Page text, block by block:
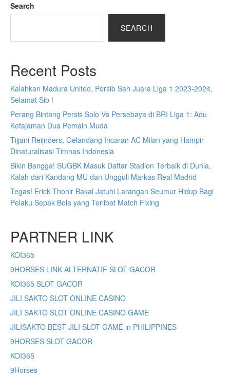
Search
SEARCH
Recent Posts
Kalahkan Madura United, Persib Sah Juara Liga 1 2023-2024,
Selamat Sib !
Perang Bintang Persis Solo Vs Persebaya di BRI Liga 1: Adu
Ketajaman Dua Pemain Muda
Tijjani Reijnders, Gelandang Incaran AC Milan yang Hampir
Dinaturalisasi Timnas Indonesia
Bikin Bangga! SUGBK Masuk Daftar Stadion Terbaik di Dunia,
Kalah dari Kandang MU dan Ungguli Markas Real Madrid
Tegas! Erick Thohir Bakal Jatuhi Larangan Seumur Hidup Bagi
Pelaku Sepak Bola yang Terlibat Match Fixing
PARTNER LINK
KOI365
9HORSES LINK ALTERNATIF SLOT GACOR
KOI365 SLOT GACOR
JILI SAKTO SLOT ONLINE CASINO
JILI SAKTO SLOT ONLINE CASINO GAME
JILISAKTO BEST JILI SLOT GAME in PHILIPPINES
9HORSES SLOT GACOR
KOI365
9Horses